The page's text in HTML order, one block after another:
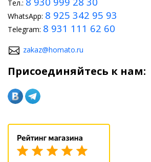
Тел.:
WhatsApp: 8 925 342 95 93
Telegram: 8 931 111 62 60
zakaz@homato.ru
Присоединяйтесь к нам: